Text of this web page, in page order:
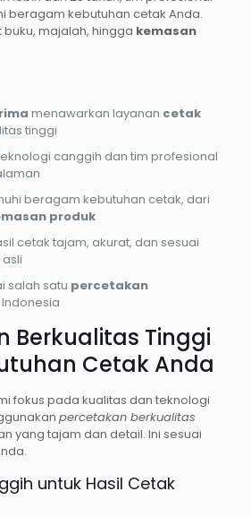
beragam kebutuhan cetak Anda.
majalah, hingga kemasan
menawarkan layanan cetak
tinggi
canggih dan tim profesional
beragam kebutuhan cetak, dari
produk
cetak tajam, akurat, dan sesuai
salah satu percetakan
Indonesia
Berkualitas Tinggi
Cetak Anda
fokus pada kualitas dan teknologi
percetakan berkualitas
yang tajam dan detail. Ini sesuai
untuk Hasil Cetak